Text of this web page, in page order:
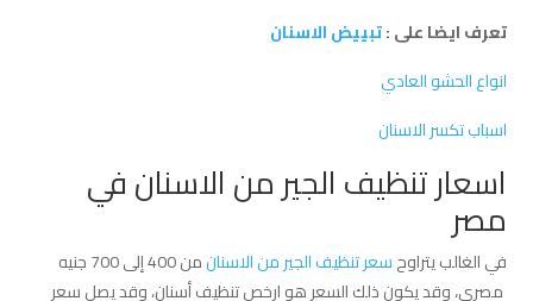
تعرف ايضا على :تبييض الاسنان
انواع الحشو العادي
اسباب تكسر الاسنان
اسعار تنظيف الجير من الاسنان في
مصر
في الغالب يتراوحسعر تنظيف الجير من الاسنان
من 400 إلى 700 جنيه
مصري، وقد يكون ذلك السعر هو ارخص تنظيف أسنان، وقد يصل سعر